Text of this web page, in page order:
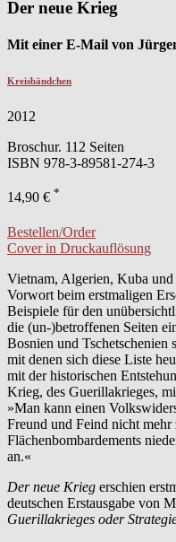
Der neue Krieg
Mit einer E-Mail von
Kreisbändchen
2012
Broschur. 112 Seiten
ISBN 978-3-89581-274-3
14,90 € *
Bestellen/Order
Cover in Druckauflösung
Vietnam, Algerien, Kuba
Vorwort beim erstmaligen
Beispiele für den
die (un-)betroffenen Seiten
Bosnien und Tschetschenien
mit denen sich diese Liste
mit der historischen
Krieg, des Guerillakrieges,
»Man kann einen
Freund und Feind nicht
Flächenbombardements
an.«
Der neue Krieg erschien
deutschen Erstausgabe von
Guerillakrieges oder